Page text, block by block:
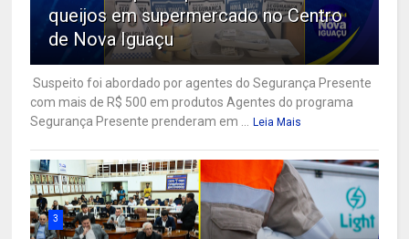
queijos em supermercado no Centro
de Nova Iguaçu
Suspeito foi abordado por agentes do Segurança Presente
com mais de R$ 500 em produtos Agentes do programa
Segurança Presente prenderam em ...
Leia Mais
3